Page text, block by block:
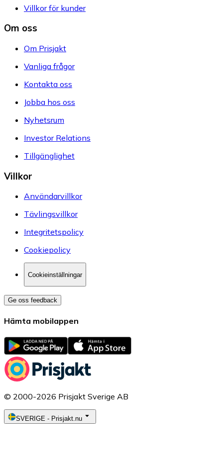
Villkor för kunder
Om oss
Om Prisjakt
Vanliga frågor
Kontakta oss
Jobba hos oss
Nyhetsrum
Investor Relations
Tillgänglighet
Villkor
Användarvillkor
Tävlingsvillkor
Integritetspolicy
Cookiepolicy
Cookieinställningar
Ge oss feedback
Hämta mobilappen
© 2000-2026 Prisjakt Sverige AB
SVERIGE - Prisjakt.nu